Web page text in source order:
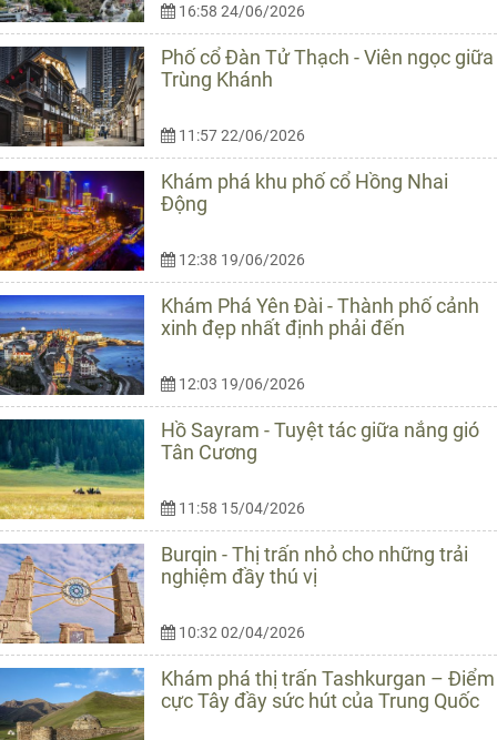
16:58 24/06/2026
Phố cổ Đàn Tử Thạch - Viên ngọc giữa
Trùng Khánh
11:57 22/06/2026
Khám phá khu phố cổ Hồng Nhai
Động
12:38 19/06/2026
Khám Phá Yên Đài - Thành phố cảnh
xinh đẹp nhất định phải đến
12:03 19/06/2026
Hồ Sayram - Tuyệt tác giữa nắng gió
Tân Cương
11:58 15/04/2026
Burqin - Thị trấn nhỏ cho những trải
nghiệm đầy thú vị
10:32 02/04/2026
Khám phá thị trấn Tashkurgan – Điểm
cực Tây đầy sức hút của Trung Quốc